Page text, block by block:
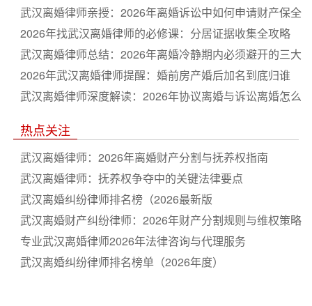
武汉离婚律师亲授：2026年离婚诉讼中如何申请财产保全
2026年找武汉离婚律师的必修课：分居证据收集全攻略
武汉离婚律师总结：2026年离婚冷静期内必须避开的三大
坑
2026年武汉离婚律师提醒：婚前房产婚后加名到底归谁
武汉离婚律师深度解读：2026年协议离婚与诉讼离婚怎么
热点关注
武汉离婚律师：2026年离婚财产分割与抚养权指南
武汉离婚律师：抚养权争夺中的关键法律要点
武汉离婚纠纷律师排名榜（2026最新版
武汉离婚财产纠纷律师：2026年财产分割规则与维权策略
全解析
专业武汉离婚律师2026年法律咨询与代理服务
武汉离婚纠纷律师排名榜单（2026年度）